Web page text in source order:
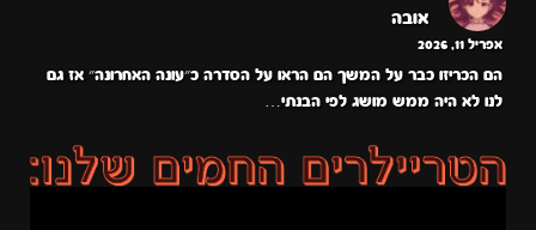
אובה
אפריל 11, 2026
הם הכריזו כבר על המשך הם הראו על הסדרה כ״עונה האחרונה״ אז גם
לנו לא היה ממש מושג לפי הבנתי…